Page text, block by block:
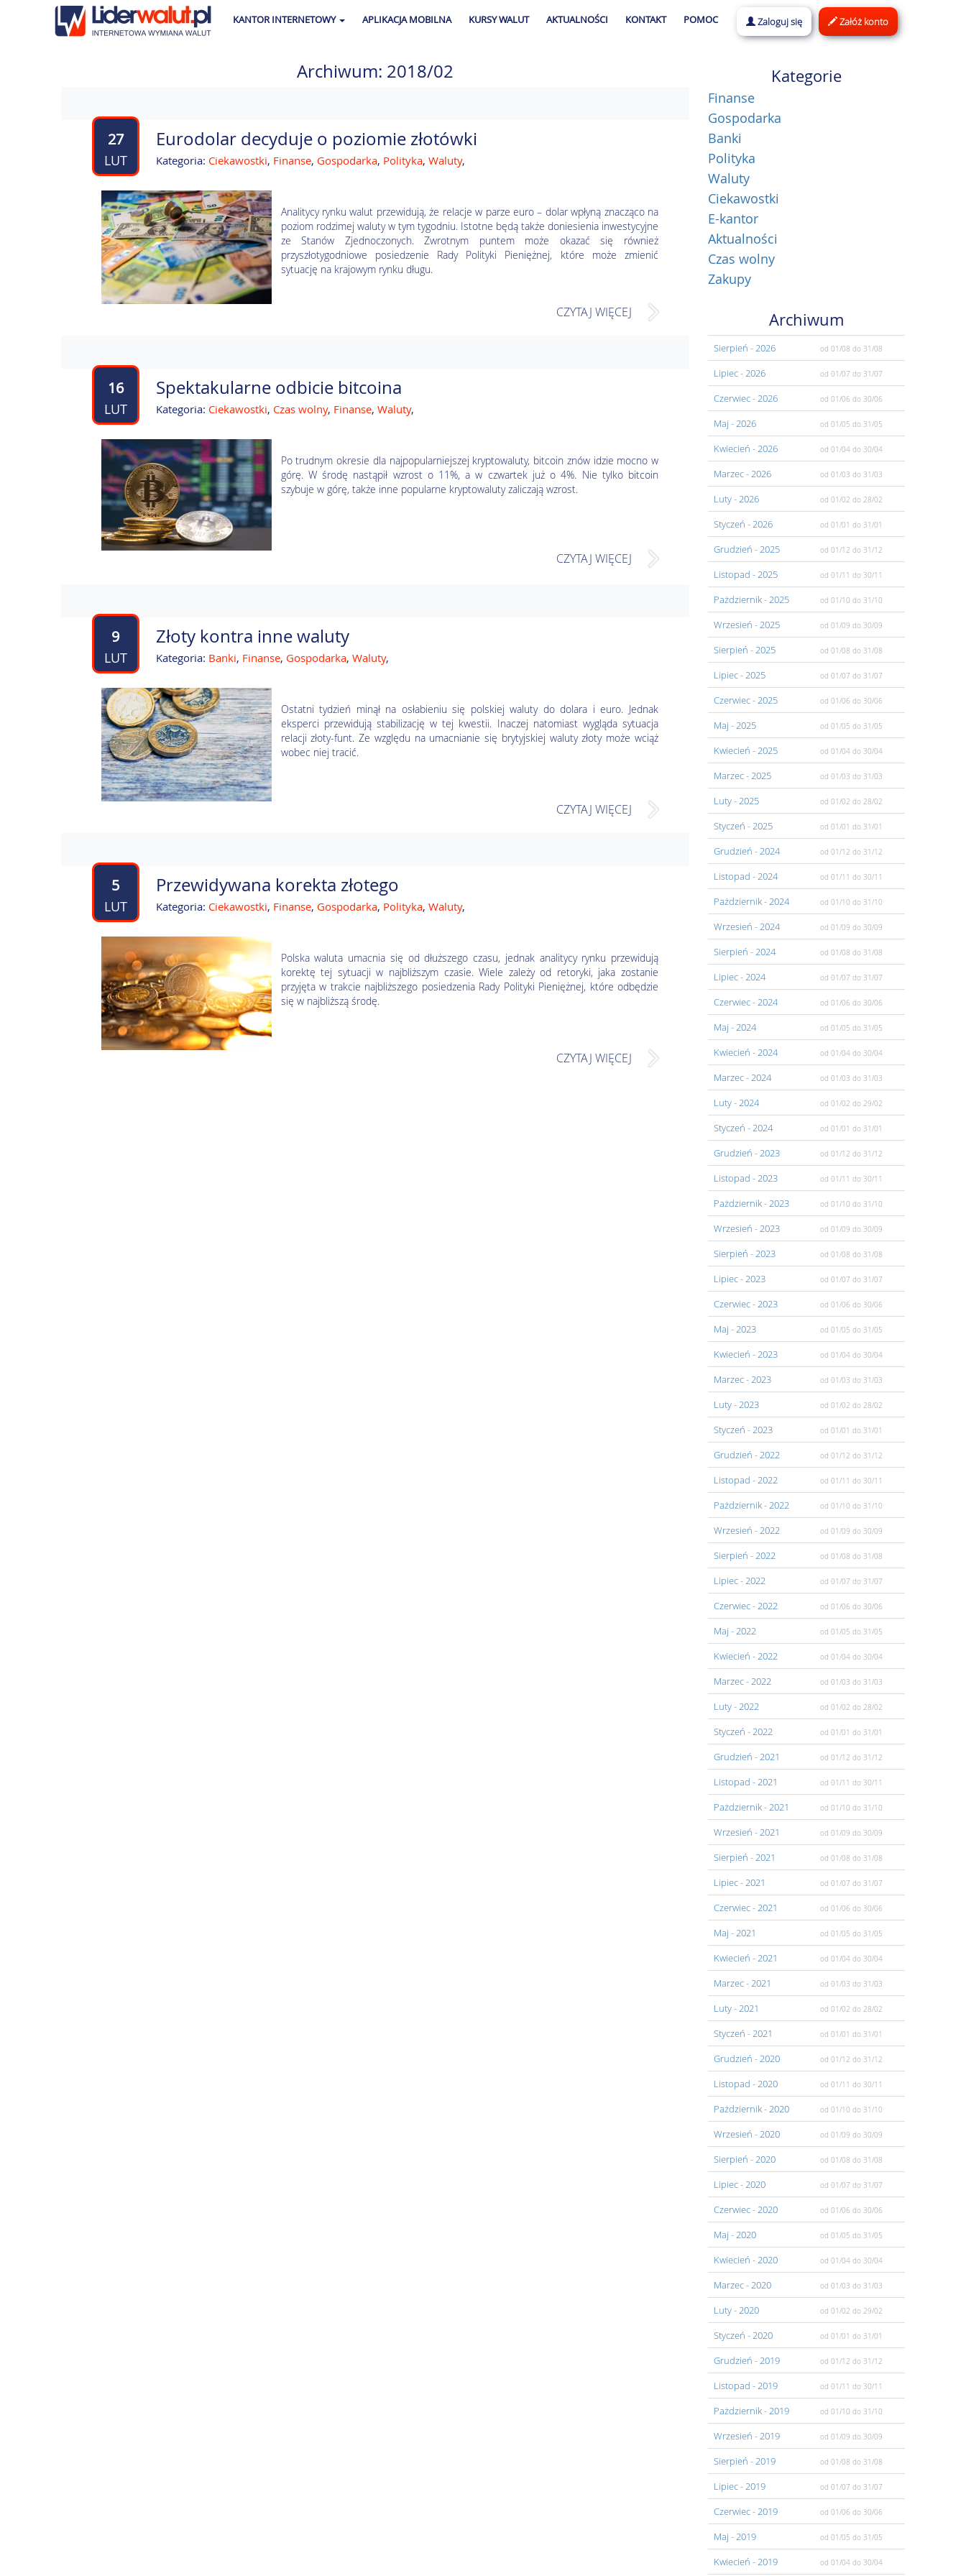
Zaloguj się Załóż konto
KANTOR INTERNETOWY APLIKACJA MOBILNA KURSY WALUT AKTUALNOŚCI KONTAKT POMOC
Archiwum: 2018/02
27
LUT
Eurodolar decyduje o poziomie złotówki
Kategoria: Ciekawostki, Finanse, Gospodarka, Polityka, Waluty,
Analitycy rynku walut przewidują, że relacje w parze euro – dolar wpłyną znacząco na
poziom rodzimej waluty w tym tygodniu. Istotne będą także doniesienia inwestycyjne
ze Stanów Zjednoczonych. Zwrotnym puntem może okazać się również
przyszłotygodniowe posiedzenie Rady Polityki Pieniężnej, które może zmienić
sytuację na krajowym rynku długu.
CZYTAJ WIĘCEJ
16
LUT
Spektakularne odbicie bitcoina
Kategoria: Ciekawostki, Czas wolny, Finanse, Waluty,
Po trudnym okresie dla najpopularniejszej kryptowaluty, bitcoin znów idzie mocno w
górę. W środę nastąpił wzrost o 11%, a w czwartek już o 4%. Nie tylko bitcoin
szybuje w górę, także inne popularne kryptowaluty zaliczają wzrost.
CZYTAJ WIĘCEJ
9
LUT
Złoty kontra inne waluty
Kategoria: Banki, Finanse, Gospodarka, Waluty,
Ostatni tydzień minął na osłabieniu się polskiej waluty do dolara i euro. Jednak
eksperci przewidują stabilizację w tej kwestii. Inaczej natomiast wygląda sytuacja
relacji złoty-funt. Ze względu na umacnianie się brytyjskiej waluty złoty może wciąż
wobec niej tracić.
CZYTAJ WIĘCEJ
5
LUT
Przewidywana korekta złotego
Kategoria: Ciekawostki, Finanse, Gospodarka, Polityka, Waluty,
Polska waluta umacnia się od dłuższego czasu, jednak analitycy rynku przewidują
korektę tej sytuacji w najbliższym czasie. Wiele zależy od retoryki, jaka zostanie
przyjęta w trakcie najbliższego posiedzenia Rady Polityki Pieniężnej, które odbędzie
się w najbliższą środę.
CZYTAJ WIĘCEJ
Kategorie
Finanse
Gospodarka
Banki
Polityka
Waluty
Ciekawostki
E-kantor
Aktualności
Czas wolny
Zakupy
Archiwum
Sierpień - 2026 od 01/08 do 31/08
Lipiec- 2026 od 01/07 do 31/07
Czerwiec- 2026 od 01/06 do 30/06
Maj - 2026 od 01/05 do 31/05
Kwiecień - 2026 od 01/04 do 30/04
Marzec- 2026 od 01/03 do 31/03
Luty- 2026 od 01/02 do 28/02
Styczeń - 2026 od 01/01 do 31/01
Grudzień - 2025 od 01/12 do 31/12
Listopad - 2025 od 01/11 do 30/11
Pażdziernik- 2025 od 01/10 do 31/10
Wrzesień - 2025 od 01/09 do 30/09
Sierpień - 2025 od 01/08 do 31/08
Lipiec- 2025 od 01/07 do 31/07
Czerwiec- 2025 od 01/06 do 30/06
Maj - 2025 od 01/05 do 31/05
Kwiecień - 2025 od 01/04 do 30/04
Marzec- 2025 od 01/03 do 31/03
Luty- 2025 od 01/02 do 28/02
Styczeń - 2025 od 01/01 do 31/01
Grudzień - 2024 od 01/12 do 31/12
Listopad - 2024 od 01/11 do 30/11
Pażdziernik- 2024 od 01/10 do 31/10
Wrzesień - 2024 od 01/09 do 30/09
Sierpień - 2024 od 01/08 do 31/08
Lipiec- 2024 od 01/07 do 31/07
Czerwiec- 2024 od 01/06 do 30/06
Maj - 2024 od 01/05 do 31/05
Kwiecień - 2024 od 01/04 do 30/04
Marzec- 2024 od 01/03 do 31/03
Luty- 2024 od 01/02 do 29/02
Styczeń - 2024 od 01/01 do 31/01
Grudzień - 2023 od 01/12 do 31/12
Listopad - 2023 od 01/11 do 30/11
Pażdziernik- 2023 od 01/10 do 31/10
Wrzesień - 2023 od 01/09 do 30/09
Sierpień - 2023 od 01/08 do 31/08
Lipiec- 2023 od 01/07 do 31/07
Czerwiec- 2023 od 01/06 do 30/06
Maj - 2023 od 01/05 do 31/05
Kwiecień - 2023 od 01/04 do 30/04
Marzec- 2023 od 01/03 do 31/03
Luty- 2023 od 01/02 do 28/02
Styczeń - 2023 od 01/01 do 31/01
Grudzień - 2022 od 01/12 do 31/12
Listopad - 2022 od 01/11 do 30/11
Pażdziernik- 2022 od 01/10 do 31/10
Wrzesień - 2022 od 01/09 do 30/09
Sierpień - 2022 od 01/08 do 31/08
Lipiec- 2022 od 01/07 do 31/07
Czerwiec- 2022 od 01/06 do 30/06
Maj - 2022 od 01/05 do 31/05
Kwiecień - 2022 od 01/04 do 30/04
Marzec- 2022 od 01/03 do 31/03
Luty- 2022 od 01/02 do 28/02
Styczeń - 2022 od 01/01 do 31/01
Grudzień - 2021 od 01/12 do 31/12
Listopad - 2021 od 01/11 do 30/11
Pażdziernik- 2021 od 01/10 do 31/10
Wrzesień - 2021 od 01/09 do 30/09
Sierpień - 2021 od 01/08 do 31/08
Lipiec- 2021 od 01/07 do 31/07
Czerwiec- 2021 od 01/06 do 30/06
Maj - 2021 od 01/05 do 31/05
Kwiecień - 2021 od 01/04 do 30/04
Marzec- 2021 od 01/03 do 31/03
Luty- 2021 od 01/02 do 28/02
Styczeń - 2021 od 01/01 do 31/01
Grudzień - 2020 od 01/12 do 31/12
Listopad - 2020 od 01/11 do 30/11
Pażdziernik- 2020 od 01/10 do 31/10
Wrzesień - 2020 od 01/09 do 30/09
Sierpień - 2020 od 01/08 do 31/08
Lipiec- 2020 od 01/07 do 31/07
Czerwiec- 2020 od 01/06 do 30/06
Maj - 2020 od 01/05 do 31/05
Kwiecień - 2020 od 01/04 do 30/04
Marzec- 2020 od 01/03 do 31/03
Luty- 2020 od 01/02 do 29/02
Styczeń - 2020 od 01/01 do 31/01
Grudzień - 2019 od 01/12 do 31/12
Listopad - 2019 od 01/11 do 30/11
Pażdziernik- 2019 od 01/10 do 31/10
Wrzesień - 2019 od 01/09 do 30/09
Sierpień - 2019 od 01/08 do 31/08
Lipiec- 2019 od 01/07 do 31/07
Czerwiec- 2019 od 01/06 do 30/06
Maj - 2019 od 01/05 do 31/05
Kwiecień - 2019 od 01/04 do 30/04